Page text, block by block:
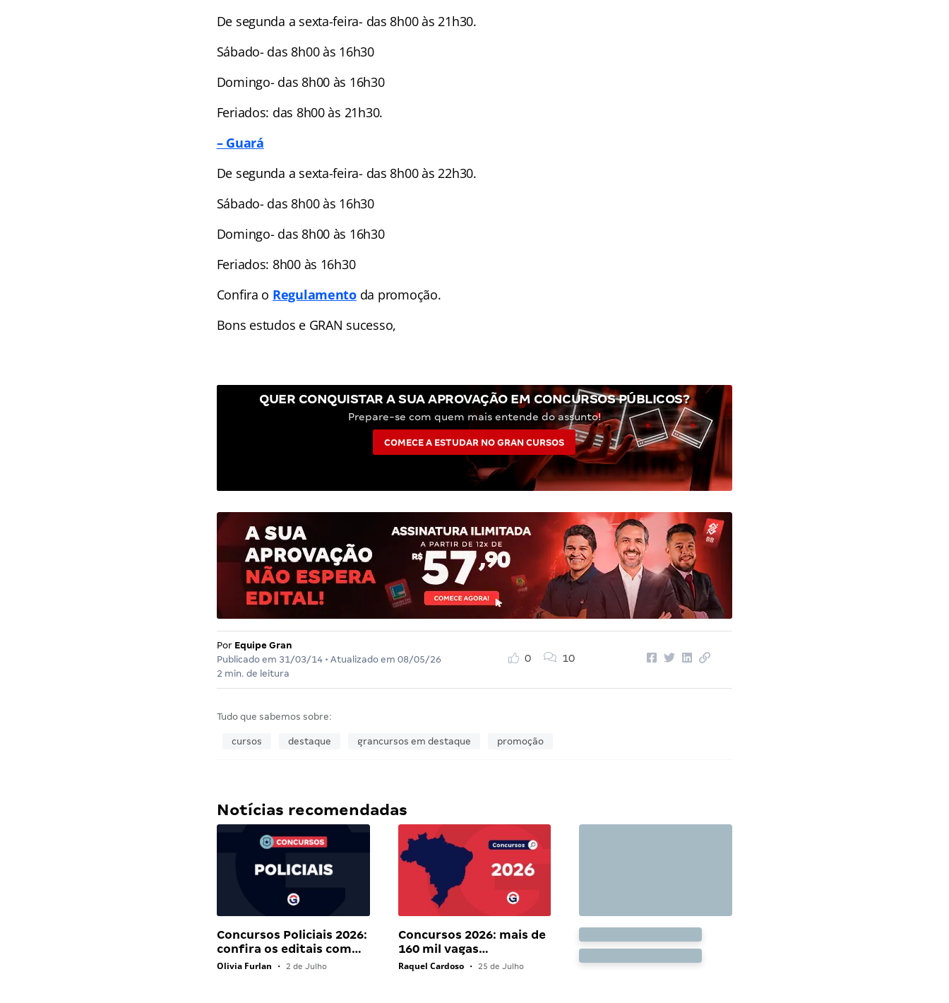
De segunda a sexta-feira- das 8h00 às 21h30.
Sábado- das 8h00 às 16h30
Domingo- das 8h00 às 16h30
Feriados: das 8h00 às 21h30.
– Guará
De segunda a sexta-feira- das 8h00 às 22h30.
Sábado- das 8h00 às 16h30
Domingo- das 8h00 às 16h30
Feriados: 8h00 às 16h30
Confira o Regulamento da promoção.
Bons estudos e GRAN sucesso,
QUER CONQUISTAR A SUA APROVAÇÃO EM CONCURSOS PÚBLICOS?
Prepare-se com quem mais entende do assunto!
COMECE A ESTUDAR NO GRAN CURSOS
Por Equipe Gran
Publicado em 31/03/14• Atualizado em 08/05/26
2 min. de leitura
0 10
Tudo que sabemos sobre:
cursos destaque grancursos em destaque promoção
Notícias recomendadas
Concursos Policiais 2026:
confira os editais com…
Olivia Furlan • 2 de Julho
Concursos 2026: mais de
160 mil vagas…
Raquel Cardoso • 25 de Julho